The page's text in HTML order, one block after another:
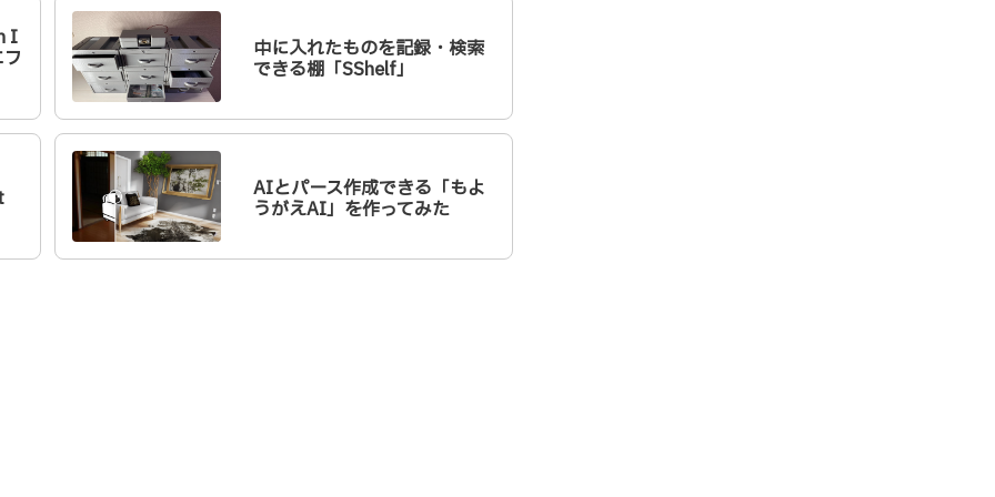
I 中に入れたものを記録・検索
できる棚「SShelf」
AIとパース作成できる「もよ
うがえAI」を作ってみた